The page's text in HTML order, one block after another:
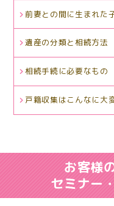
前妻との間に生まれた
遺産の分類と相続方法
相続手続に必要なもの
戸籍収集はこんなに大
お客様
セミナー